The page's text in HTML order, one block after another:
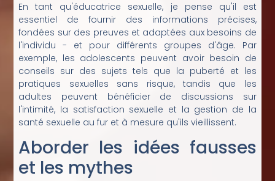
En tant qu'éducatrice sexuelle, je pense qu'il est
essentiel de fournir des informations précises,
fondées sur des preuves et adaptées aux besoins de
l'individu - et pour différents groupes d'âge. Par
exemple, les adolescents peuvent avoir besoin de
conseils sur des sujets tels que la puberté et les
pratiques sexuelles sans risque, tandis que les
adultes peuvent bénéficier de discussions sur
l'intimité, la satisfaction sexuelle et la gestion de la
santé sexuelle au fur et à mesure qu'ils vieillissent.
Aborder les idées fausses
et les mythes